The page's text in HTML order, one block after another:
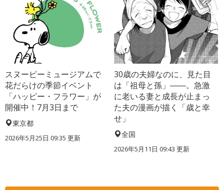
スヌーピーミュージアムで
花だらけの季節イベント
「ハッピー・フラワー」が
開催中！7月3日まで
東京都
2026年5月25日 09:35 更新
30歳の夫婦なのに、見た目
は「祖母と孫」――。急激
に老いる妻と成長が止まっ
た夫の漫画が描く「歳と幸
せ」
全国
2026年5月11日 09:43 更新